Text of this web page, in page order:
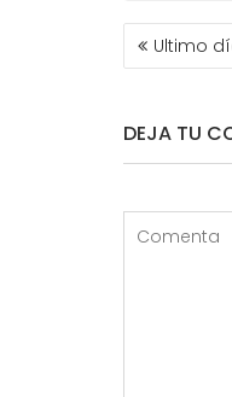
DEUltimo
DEJA TU